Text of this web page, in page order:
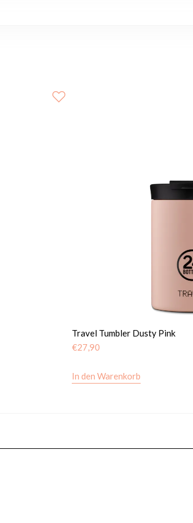
Travel Tumbler Dusty Pink
€27,90
In den Warenkorb